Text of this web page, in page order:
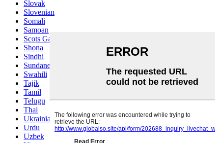
Slovak
Slovenian
Somali
Samoan
Scots Gaelic
Shona
Sindhi
Sundanese
Swahili
Tajik
Tamil
Telugu
Thai
Ukrainian
Urdu
Uzbek